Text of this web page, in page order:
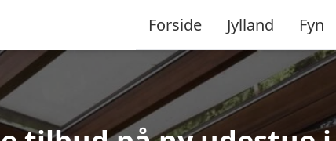
Forside Jylland Fyn